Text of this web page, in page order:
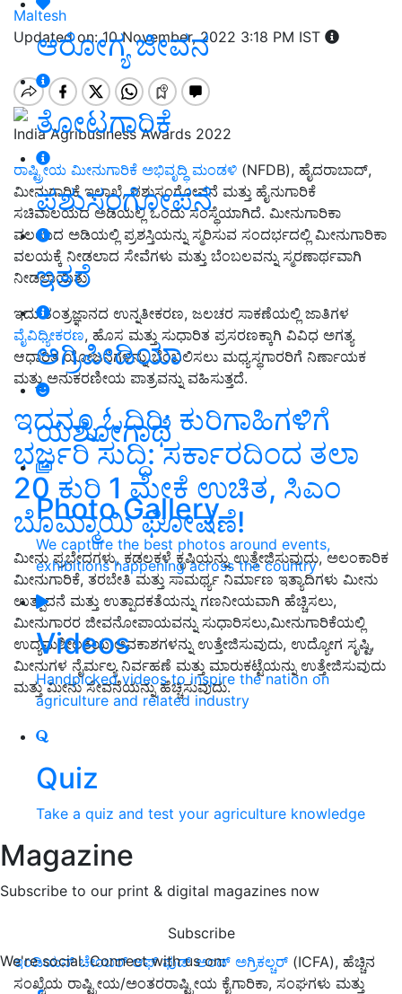
ಆರೋಗ್ಯ ಜೀವನ
ತೋಟಗಾರಿಕೆ
ಪಶುಸಂಗೋಪನೆ
ಇತರೆ
ಅಗ್ರಿಪೀಡಿಯಾ
ಯಶೋಗಾಥೆ
Photo Gallery
We capture the best photos around events,
exhibitions happening across the country
Videos
Handpicked videos to inspire the nation on
agriculture and related industry
Quiz
Take a quiz and test your agriculture knowledge
Magazine
Subscribe to our print & digital magazines now
Subscribe
We're social. Connect with us on:
Maltesh
Updated on: 10 November, 2022 3:18 PM IST
India Agribusiness Awards 2022
ರಾಷ್ಟ್ರೀಯ ಮೀನುಗಾರಿಕೆ ಅಭಿವೃದ್ಧಿ ಮಂಡಳಿ (NFDB), ಹೈದರಾಬಾದ್,
ಮೀನುಗಾರಿಕೆ ಇಲಾಖೆ, ಪಶುಸಂಗೋಪನೆ ಮತ್ತು ಹೈನುಗಾರಿಕೆ
ಸಚಿವಾಲಯದ ಅಡಿಯಲ್ಲಿ ಒಂದು ಸಂಸ್ಥೆಯಾಗಿದೆ. ಮೀನುಗಾರಿಕಾ
ವಲಯದ ಅಡಿಯಲ್ಲಿ ಪ್ರಶಸ್ತಿಯನ್ನು ಸ್ಮರಿಸುವ ಸಂದರ್ಭದಲ್ಲಿ ಮೀನುಗಾರಿಕಾ
ವಲಯಕ್ಕೆ ನೀಡಲಾದ ಸೇವೆಗಳು ಮತ್ತು ಬೆಂಬಲವನ್ನು ಸ್ಮರಣಾರ್ಥವಾಗಿ
ನೀಡಲಾಯಿತು.
ಇದು ತಂತ್ರಜ್ಞಾನದ ಉನ್ನತೀಕರಣ, ಜಲಚರ ಸಾಕಣೆಯಲ್ಲಿ ಜಾತಿಗಳ
ವೈವಿಧ್ಯೀಕರಣ, ಹೊಸ ಮತ್ತು ಸುಧಾರಿತ ಪ್ರಸರಣಕ್ಕಾಗಿ ವಿವಿಧ ಅಗತ್ಯ
ಆಧಾರಿತ ಯೋಜನೆಗಳನ್ನು ಬೆಂಬಲಿಸಲು ಮಧ್ಯಸ್ಥಗಾರರಿಗೆ ನಿರ್ಣಾಯಕ
ಮತ್ತು ಅನುಕರಣೀಯ ಪಾತ್ರವನ್ನು ವಹಿಸುತ್ತದೆ.
ಇದನ್ನೂ ಓದಿರಿ: ಕುರಿಗಾಹಿಗಳಿಗೆ
ಭರ್ಜರಿ ಸುದ್ದಿ: ಸರ್ಕಾರದಿಂದ ತಲಾ
20 ಕುರಿ 1 ಮೇಕೆ ಉಚಿತ, ಸಿಎಂ
ಬೊಮ್ಮಾಯಿ ಘೋಷಣೆ!
ಮೀನು ಪ್ರಭೇದಗಳು, ಕಡಲಕಳೆ ಕೃಷಿಯನ್ನು ಉತ್ತೇಜಿಸುವುದು, ಅಲಂಕಾರಿಕ
ಮೀನುಗಾರಿಕೆ, ತರಬೇತಿ ಮತ್ತು ಸಾಮರ್ಥ್ಯ ನಿರ್ಮಾಣ ಇತ್ಯಾದಿಗಳು ಮೀನು
ಉತ್ಪಾದನೆ ಮತ್ತು ಉತ್ಪಾದಕತೆಯನ್ನು ಗಣನೀಯವಾಗಿ ಹೆಚ್ಚಿಸಲು,
ಮೀನುಗಾರರ ಜೀವನೋಪಾಯವನ್ನು ಸುಧಾರಿಸಲು,ಮೀನುಗಾರಿಕೆಯಲ್ಲಿ
ಉದ್ಯಮಶೀಲತೆಯ ಅವಕಾಶಗಳನ್ನು ಉತ್ತೇಜಿಸುವುದು, ಉದ್ಯೋಗ ಸೃಷ್ಟಿ,
ಮೀನುಗಳ ನೈರ್ಮಲ್ಯ ನಿರ್ವಹಣೆ ಮತ್ತು ಮಾರುಕಟ್ಟೆಯನ್ನು ಉತ್ತೇಜಿಸುವುದು
ಮತ್ತು ಮೀನು ಸೇವನೆಯನ್ನು ಹೆಚ್ಚಿಸುವುದು.
ಇಂಡಿಯನ್ ಚೇಂಬರ್ ಆಫ್ ಫುಡ್ ಅಂಡ್ ಅಗ್ರಿಕಲ್ಚರ್ (ICFA), ಹೆಚ್ಚಿನ
ಸಂಖ್ಯೆಯ ರಾಷ್ಟ್ರೀಯ/ಅಂತರರಾಷ್ಟ್ರೀಯ ಕೈಗಾರಿಕಾ, ಸಂಘಗಳು ಮತ್ತು